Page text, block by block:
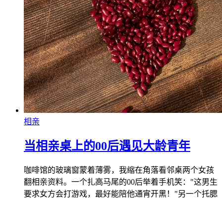
相亲
当相亲桌上的00后遇见大龄青年
咖啡馆的玻璃窗蒙着薄雾，我缩在角落看邻桌两个女孩
翻相亲资料。一个扎高马尾的00后举着手机笑："这男生
要求女方会打游戏，最好能陪他通宵开黑！"另一个托腮